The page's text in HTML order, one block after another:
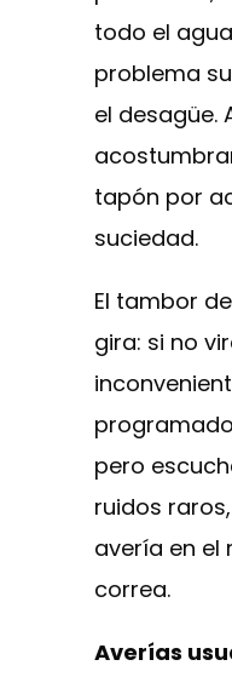
todo el
problema
el desagüe.
tapón por
suciedad.
El tambor
gira: si no
pero
ruidos
avería en el
correa.
Averías